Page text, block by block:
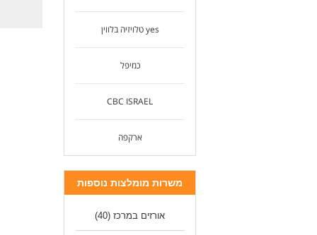
yes טלויזיה בלווין
כמיפל
CBC ISRAEL
ארקפה
משרות מומלצות נוספות
אורזים במרכז (40)